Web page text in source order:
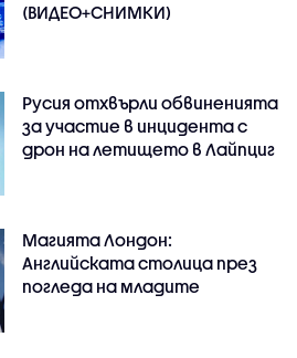
(ВИДЕО+СНИМКИ)
Русия отхвърли обвиненията
за участие в инцидента с
дрон на летището в Лайпциг
Магията Лондон:
Английската столица през
погледа на младите